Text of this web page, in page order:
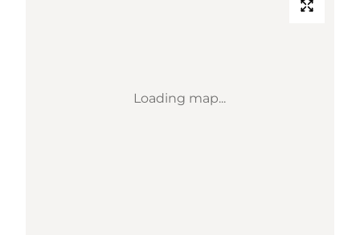
Loading map...